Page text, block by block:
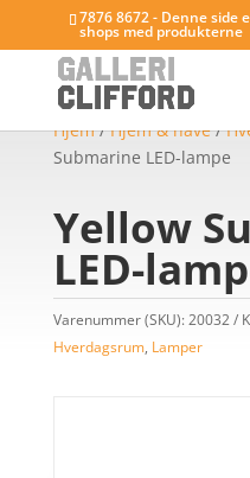
7876 8672 - Denne
shops med produkterne
Hjem/Hjem & have/
Submarine LED-lampe
Yellow
LED-
Varenummer (SKU):20032
Hverdagsrum, Lamper